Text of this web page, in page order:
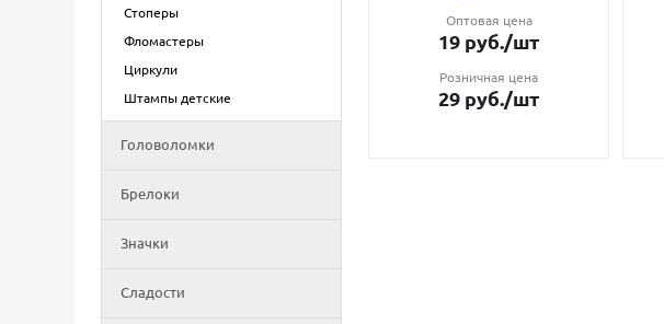
Стоперы
Фломастеры
Циркули
Штампы детские
Головоломки
Брелоки
Значки
Сладости
Оптовая цена
19 руб./шт
Розничная цена
29 руб./шт